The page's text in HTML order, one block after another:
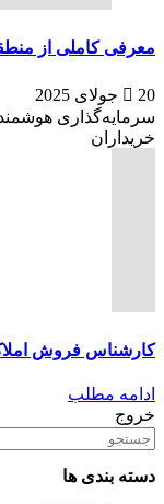
معرفی کاملی از
20 جولای 2025
سرمایه‌گذاری
خریداران
کارشناس فروش
ادامه مطلب
خروج
دسته بندی ها